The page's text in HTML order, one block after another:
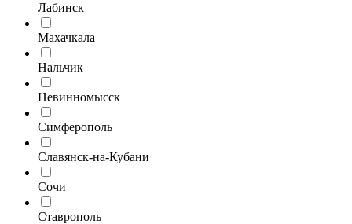
Лабинск
Махачкала
Нальчик
Невинномысск
Симферополь
Славянск-на-Кубани
Сочи
Ставрополь